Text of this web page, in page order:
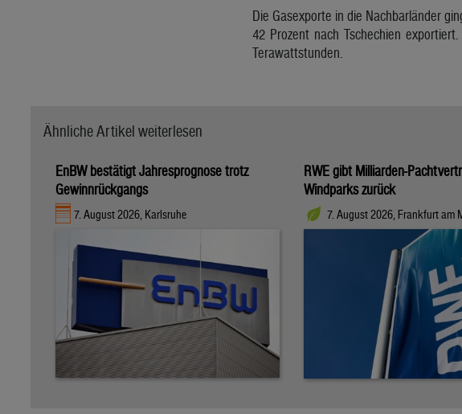
Die Gasexporte in die Nachbarländer
42 Prozent nach Tschechien
Terawattstunden.
Ähnliche Artikel weiterlesen
EnBW bestätigt Jahresprognose trotz
Gewinnrückgangs
7. August 2026, Karlsruhe
RWE gibt Milliarden-
Windparks zurück
7. August 2026, Frankfurt am